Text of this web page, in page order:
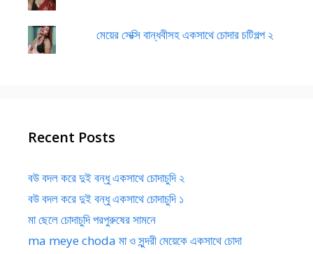
মেয়ের সেক্সি বান্ধবীসহ একসাথে চোদার চটিগল্প ২
Recent Posts
বউ বদল করে দুই বন্ধু একসাথে চোদাচুদি ২
বউ বদল করে দুই বন্ধু একসাথে চোদাচুদি ১
মা ছেলে চোদাচুদি পরপুরুষের সামনে
ma meye choda মা ও সুন্দরী মেয়েকে একসাথে চোদা